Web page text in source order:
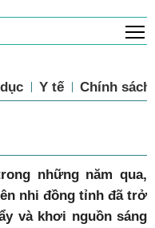
Y tế Chính sách
những năm qua,
nhi đồng tỉnh đã trở
và khơi nguồn sáng